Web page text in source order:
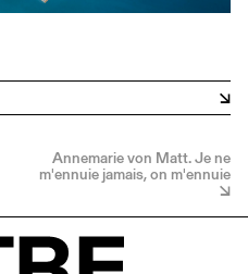
Annemarie von Matt. Je ne
m'ennuie jamais, on m'ennuie